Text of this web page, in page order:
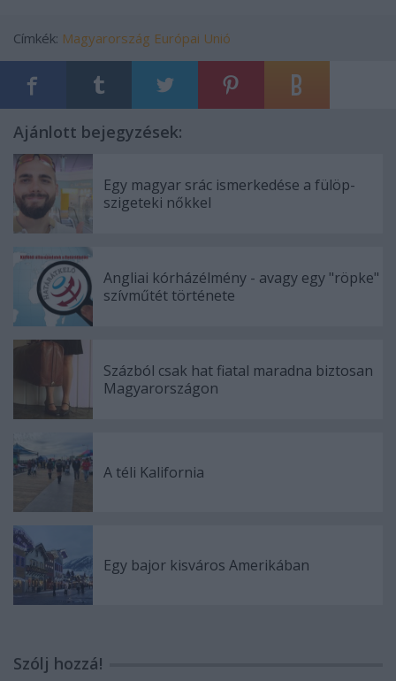
Címkék: Magyarország Európai Unió
Ajánlott bejegyzések:
Egy magyar srác ismerkedése a fülöp-
szigeteki nőkkel
Angliai kórházélmény - avagy egy "röpke"
szívműtét története
Százból csak hat fiatal maradna biztosan
Magyarországon
A téli Kalifornia
Egy bajor kisváros Amerikában
Szólj hozzá!